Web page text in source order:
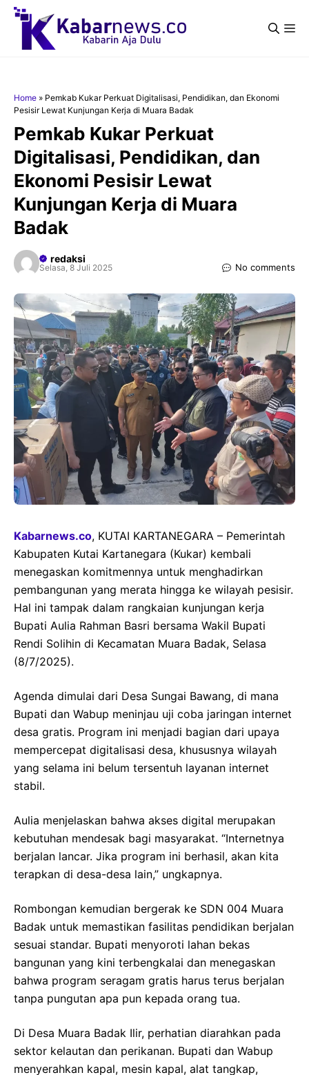
Langsung
Home » Pemkab Kukar Perkuat Digitalisasi, Pendidikan, dan Ekonomi
Pesisir Lewat Kunjungan Kerja di Muara Badak
Pemkab Kukar Perkuat
Digitalisasi, Pendidikan, dan
Ekonomi Pesisir Lewat
Kunjungan Kerja di Muara
Badak
redaksi
Selasa, 8 Juli 2025 No comments
Kabarnews.co, KUTAI KARTANEGARA – Pemerintah
Kabupaten Kutai Kartanegara (Kukar) kembali
menegaskan komitmennya untuk menghadirkan
pembangunan yang merata hingga ke wilayah pesisir.
Hal ini tampak dalam rangkaian kunjungan kerja
Bupati Aulia Rahman Basri bersama Wakil Bupati
Rendi Solihin di Kecamatan Muara Badak, Selasa
(8/7/2025).
Agenda dimulai dari Desa Sungai Bawang, di mana
Bupati dan Wabup meninjau uji coba jaringan internet
desa gratis. Program ini menjadi bagian dari upaya
mempercepat digitalisasi desa, khususnya wilayah
yang selama ini belum tersentuh layanan internet
stabil.
Aulia menjelaskan bahwa akses digital merupakan
kebutuhan mendesak bagi masyarakat. “Internetnya
berjalan lancar. Jika program ini berhasil, akan kita
terapkan di desa-desa lain,” ungkapnya.
Rombongan kemudian bergerak ke SDN 004 Muara
Badak untuk memastikan fasilitas pendidikan berjalan
sesuai standar. Bupati menyoroti lahan bekas
bangunan yang kini terbengkalai dan menegaskan
bahwa program seragam gratis harus terus berjalan
tanpa pungutan apa pun kepada orang tua.
Di Desa Muara Badak Ilir, perhatian diarahkan pada
sektor kelautan dan perikanan. Bupati dan Wabup
menyerahkan kapal, mesin kapal, alat tangkap,